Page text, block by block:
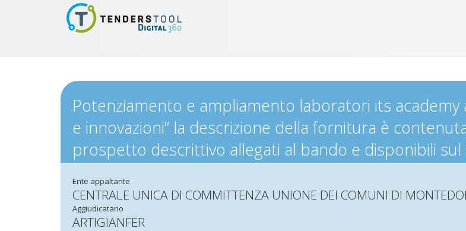
Potenziamento e ampliamento laboratori its
e innovazioni” la descrizione della fornitura è
prospetto descrittivo allegati al bando e disponibili
Ente appaltante
CENTRALE UNICA DI COMMITTENZA UNIONE DEI COMUNI DI
Aggiudicatario
ARTIGIANFER